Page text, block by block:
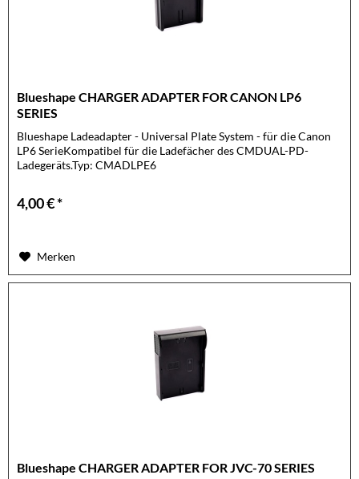
Blueshape CHARGER ADAPTER FOR CANON LP6
SERIES
Blueshape Ladeadapter - Universal Plate System - für die Canon
LP6 SerieKompatibel für die Ladefächer des CMDUAL-PD-
Ladegeräts.Typ: CMADLPE6
4,00 € *
Merken
Blueshape CHARGER ADAPTER FOR JVC-70 SERIES